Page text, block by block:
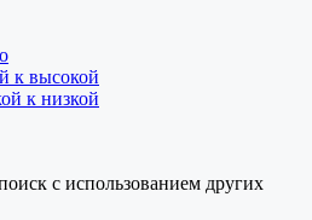
к высокой
к низкой
с использованием других